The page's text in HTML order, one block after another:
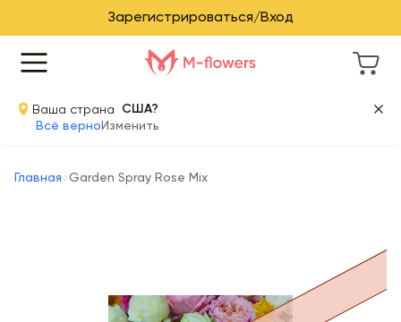
Зарегистрироваться/Вход
Ваша страна
США?
Всё верно Изменить
Главная Garden Spray Rose Mix